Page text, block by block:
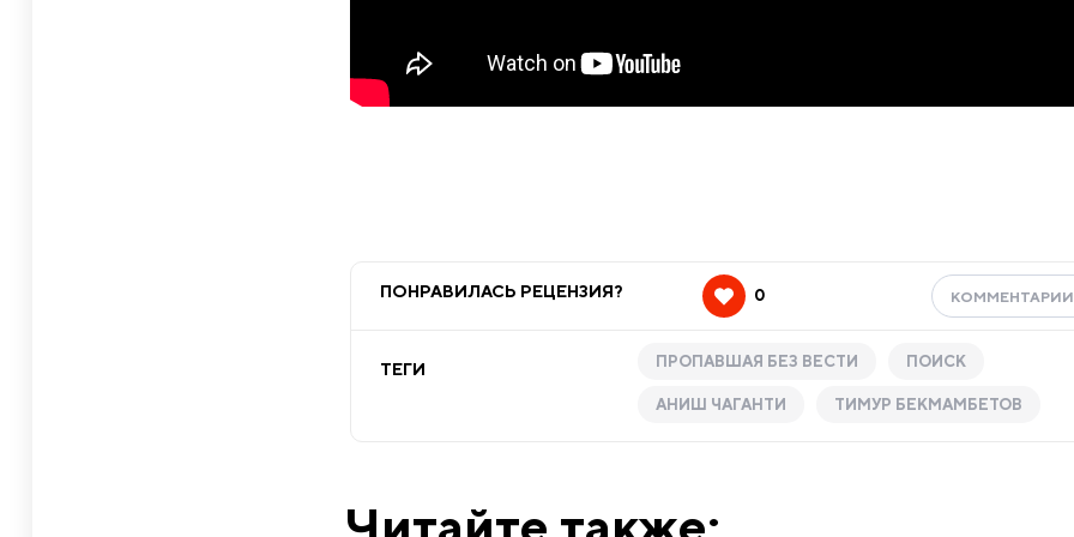
ПОНРАВИЛАСЬ РЕЦЕНЗИЯ? 0
ТЕГИ ПРОПАВШАЯ БЕЗ ВЕСТИ ПОИСК
АНИШ ЧАГАНТИ ТИМУР БЕКМАМБЕТОВ